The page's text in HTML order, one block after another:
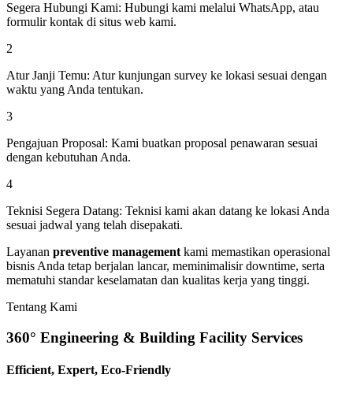
Segera Hubungi Kami: Hubungi kami melalui WhatsApp, atau
formulir kontak di situs web kami.
2
Atur Janji Temu: Atur kunjungan survey ke lokasi sesuai dengan
waktu yang Anda tentukan.
3
Pengajuan Proposal: Kami buatkan proposal penawaran sesuai
dengan kebutuhan Anda.
4
Teknisi Segera Datang: Teknisi kami akan datang ke lokasi Anda
sesuai jadwal yang telah disepakati.
Layanan preventive management kami memastikan operasional
bisnis Anda tetap berjalan lancar, meminimalisir downtime, serta
mematuhi standar keselamatan dan kualitas kerja yang tinggi.
Tentang Kami
360° Engineering & Building Facility Services
Efficient, Expert, Eco-Friendly